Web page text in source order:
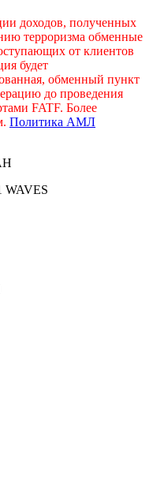
доходов, полученных
терроризма обменные
от клиентов
будет
обменный пункт
до проведения
FATF. Более
Политика АМЛ
WAVES